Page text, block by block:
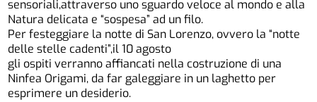
sensoriali,attraverso uno sguardo veloce al mondo e alla
Natura delicata e “sospesa” ad un filo.
Per festeggiare la notte di San Lorenzo, ovvero la “notte
delle stelle cadenti”,il 10 agosto
gli ospiti verranno affiancati nella costruzione di una
Ninfea Origami, da far galeggiare in un laghetto per
esprimere un desiderio.